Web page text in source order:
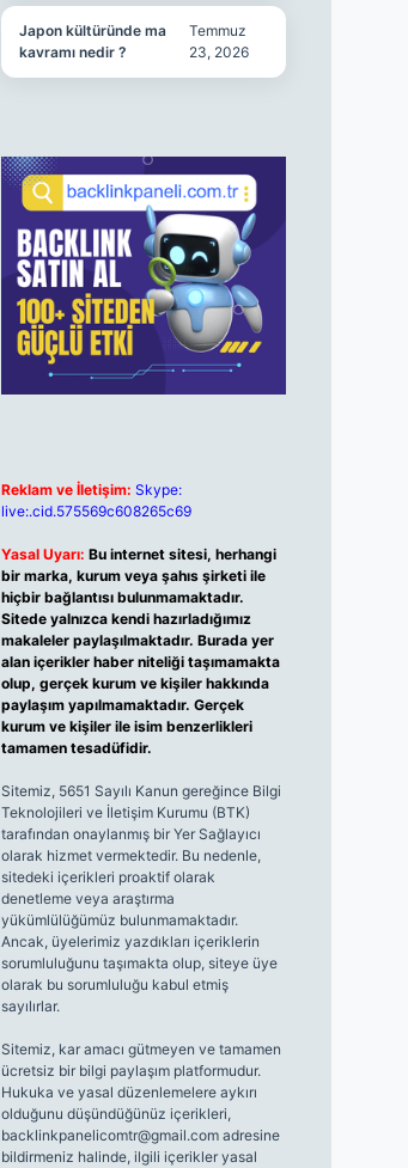
Japon kültüründe ma
kavramı nedir ?
Temmuz
23, 2026
Reklam ve İletişim: Skype:
live:.cid.575569c608265c69
Yasal Uyarı: Bu internet sitesi, herhangi
bir marka, kurum veya şahıs şirketi ile
hiçbir bağlantısı bulunmamaktadır.
Sitede yalnızca kendi hazırladığımız
makaleler paylaşılmaktadır. Burada yer
alan içerikler haber niteliği taşımamakta
olup, gerçek kurum ve kişiler hakkında
paylaşım yapılmamaktadır. Gerçek
kurum ve kişiler ile isim benzerlikleri
tamamen tesadüfidir.
Sitemiz, 5651 Sayılı Kanun gereğince Bilgi
Teknolojileri ve İletişim Kurumu (BTK)
tarafından onaylanmış bir Yer Sağlayıcı
olarak hizmet vermektedir. Bu nedenle,
sitedeki içerikleri proaktif olarak
denetleme veya araştırma
yükümlülüğümüz bulunmamaktadır.
Ancak, üyelerimiz yazdıkları içeriklerin
sorumluluğunu taşımakta olup, siteye üye
olarak bu sorumluluğu kabul etmiş
sayılırlar.
Sitemiz, kar amacı gütmeyen ve tamamen
ücretsiz bir bilgi paylaşım platformudur.
Hukuka ve yasal düzenlemelere aykırı
olduğunu düşündüğünüz içerikleri,
backlinkpanelicomtr@gmail.comadresine
bildirmeniz halinde, ilgili içerikler yasal